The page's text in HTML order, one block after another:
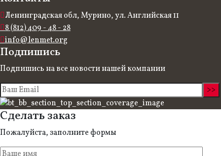
Ленинградская обл, Мурино, ул. Английская 11
8 (812) 409 - 48 - 28
info@lenmet.org
Подпишись
Подпишись на все новости нашей компании
Сделать заказ
Пожалуйста, заполните формы